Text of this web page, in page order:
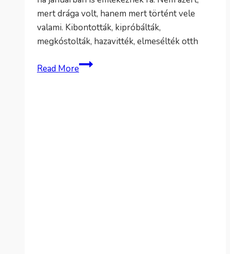
mert drága volt, hanem mert történt vele
valami. Kibontották, kipróbálták,
megkóstolták, hazavitték, elmesélték otth
Read MoreCéges